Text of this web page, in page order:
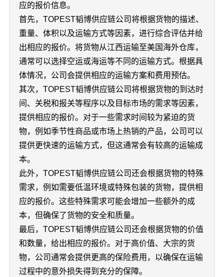
应的报价信息。
首先，TOPEST韬博供应链公司将根据货物的描述、
重量、体积以及运输方式等因素，进行综合评估并给
出相应的报价。将货物从江西运输至美国海外仓库，
通常可以选择空运或海运等不同的运输方式。根据具
体情况，公司会提供相应的运输方案和费用预估。
其次，TOPEST韬博供应链公司将根据货物的到达时
间、关税和报关等程序以及目标市场的需求等因素，
提供相应的报价。对于一些需求时间较为紧迫的货
物，例如季节性商品或市场上热销的产品，公司可以
提供更快速的运输方式，但这通常会有较高的运输成
本。
此外，TOPEST韬博供应链公司还会根据货物的特殊
需求，例如需要低温环境或特殊包装的货物，提供相
应的报价。这些特殊需求可能会增加一些额外的成
本，但确保了货物的安全和质量。
最后，TOPEST韬博供应链公司还会根据货物的价值
和数量，给出相应的报价。对于高价值、大宗的货
物，公司通常会提供更高的保险费用，以确保在运输
过程中的意外损失得到充分的保障。